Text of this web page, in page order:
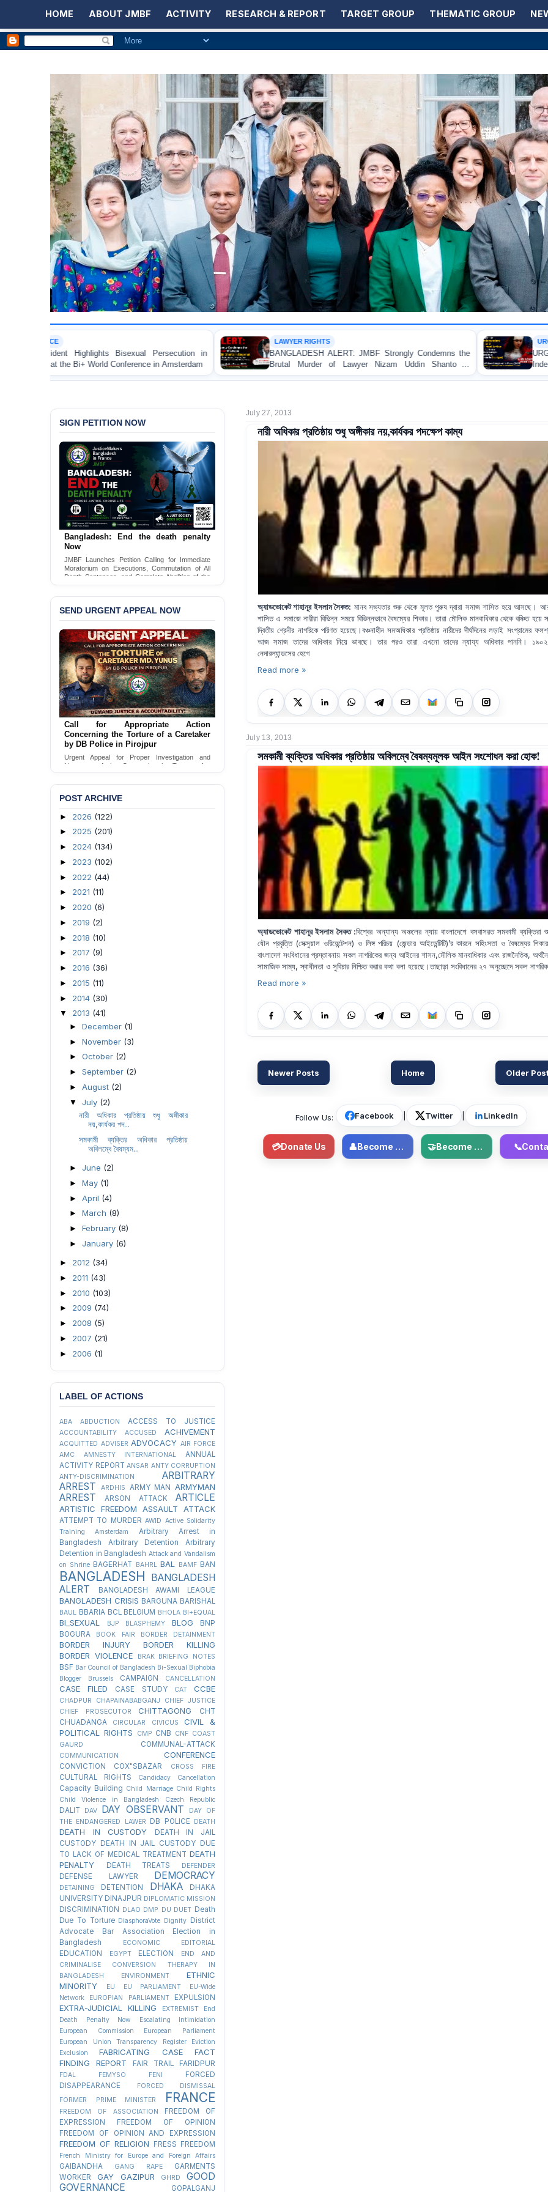
HOME ABOUT JMBF ACTIVITY RESEARCH & REPORT TARGET GROUP THEMATIC GROUP
Bisexual Persecution in
Conference in Amsterdam
LAWYER RIGHTS
BANGLADESH ALERT: JMBF Strongly Condemns the
Brutal Murder of Lawyer Nizam Uddin Shanto in
Bagerhat
URGENT APPEAL
URGENT APPEAL: Ensure
Independent Investigation and
Regarding the Injury of a
July 27, 2013
নারী অধিকার প্রতিষ্ঠায় শুধু অঙ্গীকার নয়,কার্যকর পদক্ষেপ কাম্য
অ্যাডভোকেট শাহানূর ইসলাম সৈকত: মানব সভ্যতার শুরু থেকে মূলত পুরুষ দ্বারা সমাজ শাসিত হয়ে আসছে ।
শাসিত এ সমাজে নারীরা বিভিন্ন সময়ে বিভিন্নভাবে বৈষম্যের শিকার।তারা মৌলিক মানবাধিকার থেকে বঞ্চিত হয়ে
দ্বিতীয় শ্রেনীর নাগরিকে পরিণত হয়েছে।বঞ্চনাহীন সমঅধিকার প্রতিষ্ঠায় নারীদের দীর্ঘদিনের লড়াই সংগ্রামের
আজ সমাজ তাদের অধিকার নিয়ে ভাবছে ।তার পরও তারা এখনো তাদের ন্যায্য অধিকার পাননি ।
নেদারল্যান্ডসের হেগে
Read more »
July 13, 2013
সমকামী ব্যক্তির অধিকার প্রতিষ্ঠায় অবিলম্বে বৈষম্যমূলক আইন সংশোধন করা হোক!
অ্যাডভোকেট শাহানূর ইসলাম সৈকত :বিশ্বের অন্যান্য অঞ্চলের ন্যায় বাংলাদেশে বসবাসরত সমকামী ব্যক্তিরা
যৌন প্রবৃত্তি(সেক্সুয়াল ওরিয়েন্টেশন) ও লিঙ্গ পরিচয় (জেন্ডার আইডেন্টিটি)’র কারনে সহিংসতা ও বৈষম্যের
বাংলাদেশ সংবিধানের প্রস্তাবনায় সকল নাগরিকের জন্য আইনের শাসন,মৌলিক মানবাধিকার এবং রাজনৈতিক,
সামাজিক সাম্য, স্বাধীনতা ও সুবিচার নিশ্চিত করার কথা বলা হয়েছে।তাছাড়া সংবিধানের ২৭ অনুচ্ছেদে সকল নাগরিক
Read more »
Newer Posts Older
Home
Follow Us: Facebook Twitter LinkedIn
💳Donate Us 👤 Become Member 🤝 Become Volunteer 📞
SIGN PETITION NOW
Bangladesh: End the death penalty
Now
JMBF Launches Petition Calling for Immediate
Moratorium on Executions, Commutation of All
Death Sentences, and Complete Abolition of the
Death Penalty in Bangladesh
Sign Petition
SEND URGENT APPEAL NOW
Call for Appropriate Action
Concerning the Torture of a Caretaker
by DB Police in Pirojpur
Urgent Appeal for Proper Investigation and
Necessary Action Concerning the Torture of a
Caretaker by DB Police in Pirojpur.
POST ARCHIVE
► 2026 (122)
► 2025 (201)
► 2024 (134)
► 2023 (102)
► 2022 (44)
► 2021 (11)
► 2020 (6)
► 2019 (2)
► 2018 (10)
► 2017 (9)
► 2016 (36)
► 2015 (11)
► 2014 (30)
▼ 2013 (41)
► December (1)
► November (3)
► October (2)
► September (2)
► August (2)
▼ July (2)
নারী অধিকার প্রতিষ্ঠায় শুধু অঙ্গীকার
নয়,কার্যকর পদ...
সমকামী ব্যক্তির অধিকার প্রতিষ্ঠায়
অবিলম্বে বৈষম্যম...
► June (2)
► May (1)
► April (4)
► March (8)
► February (8)
► January (6)
► 2012 (34)
► 2011 (43)
► 2010 (103)
► 2009 (74)
► 2008 (5)
► 2007 (21)
► 2006 (1)
LABEL OF ACTIONS
ABA ABDUCTION ACCESS TO JUSTICE
ACCOUNTABILITY ACCUSED ACHIVEMENT
ACQUITTED ADVISER ADVOCACY AIR FORCE
AMC
AMNESTY INTERNATIONAL
ANNUAL
ACTIVITY REPORT ANSAR ANTY CORRUPTION
ANTY-DISCRIMINATION
ARBITRARY
ARREST
ARDHIS ARMY MAN ARMYMAN
ARREST ARSON ATTACK ARTICLE
ARTISTIC FREEDOM ASSAULT ATTACK
ATTEMPT TO MURDER AWID Active Solidarity
Training
Amsterdam
Arbitrary Arrest in
Bangladesh
Arbitrary Detention
Arbitrary
Detention in Bangladesh Attack and Vandalism
on Shrine BAGERHAT BAHRL BAL BAMF BAN
BANGLADESH
BANGLADESH
ALERT
BANGLADESH AWAMI LEAGUE
BANGLADESH CRISIS BARGUNA BARISHAL
BAUL BBARIA BCL BELGIUM BHOLA BI+EQUAL
BI_SEXUAL BJP BLASPHEMY BLOG
BNP
BOGURA
BOOK FAIR BORDER DETAINMENT
BORDER INJURY
BORDER KILLING
BORDER VIOLENCE
BRAK BRIEFING NOTES
BSF Bar Council of Bangladesh Bi-Sexual Biphobia
Blogger
Brussels CAMPAIGN CANCELLATION
CASE FILED CASE STUDY CAT CCBE
CHADPUR CHAPAINABABGANJ
CHIEF JUSTICE
CHIEF PROSECUTOR
CHITTAGONG
CHT
CHUADANGA
CIRCULAR CIVICUS
CIVIL &
POLITICAL RIGHTS
CMP CNB CNF COAST
GAURD
COMMUNAL-ATTACK
COMMUNICATION CONFERENCE
CONVICTION COX"SBAZAR CROSS FIRE
CULTURAL RIGHTS Candidacy Cancellation
Capacity Building Child Marriage Child Rights
Child Violence in Bangladesh
Czech Republic
DALIT DAV DAY OBSERVANT
DAY OF
THE ENDANGERED LAWER
DB POLICE DEATH
DEATH IN CUSTODY
DEATH IN JAIL
CUSTODY
DEATH IN JAIL CUSTODY DUE
TO LACK OF MEDICAL TREATMENT DEATH
PENALTY
DEATH TREATS DEFENDER
DEFENSE LAWYER DEMOCRACY
DETAINING DETENTION DHAKA
DHAKA
UNIVERSITY DINAJPUR DIPLOMATIC MISSION
DISCRIMINATION DLAO DMP DU DUET Death
Due To Torture DiasphoraVote Dignity
District
Advocate Bar Association Election in
Bangladesh
ECONOMIC EDITORIAL
EDUCATION EGYPT ELECTION
END AND
CRIMINALISE CONVERSION THERAPY IN
BANGLADESH
ENVIRONMENT
ETHNIC
MINORITY
EU EU PARLIAMENT
EU-Wide
Network
EUROPIAN PARLIAMENT EXPULSION
EXTRA-JUDICIAL KILLING EXTREMIST
End
Death Penalty Now
Escalating Intimidation
European Commission
European Parliament
European Union Transparency Register
Eviction
Exclusion
FABRICATING CASE
FACT
FINDING REPORT
FAIR TRAIL FARIDPUR
FDAL FEMYSO FENI
FORCED
DISAPPEARANCE
FORCED DISMISSAL
FORMER PRIME MINISTER
FRANCE
FREEDOM OF ASSOCIATION
FREEDOM OF
EXPRESSION
FREEDOM OF OPINION
FREEDOM OF OPINION AND EXPRESSION
FREEDOM OF RELIGION FRESS FREEDOM
French Ministry for Europe and Foreign Affairs
GAIBANDHA GANG RAPE
GARMENTS
WORKER
GAY GAZIPUR GHRD
GOOD
GOVERNANCE
GOPALGANJ